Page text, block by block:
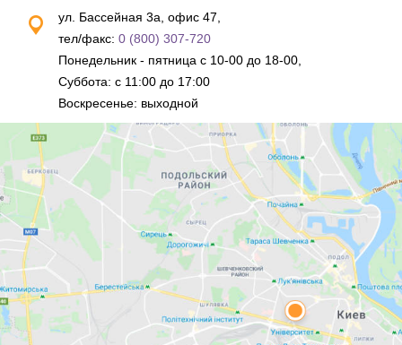
ул. Бассейная 3а, офис 47,
тел/факс: 0 (800) 307-720
Понедельник - пятница с 10-00 до 18-00,
Суббота: с 11:00 до 17:00
Воскресенье: выходной